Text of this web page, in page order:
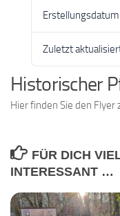
Erstellungsdatum
Zuletzt
Historischer
Hier finden Sie den
FÜR DICH
INTERESSANT …